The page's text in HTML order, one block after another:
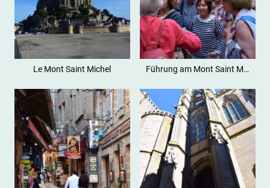
Le Mont Saint Michel Führung am Mont Saint Michel